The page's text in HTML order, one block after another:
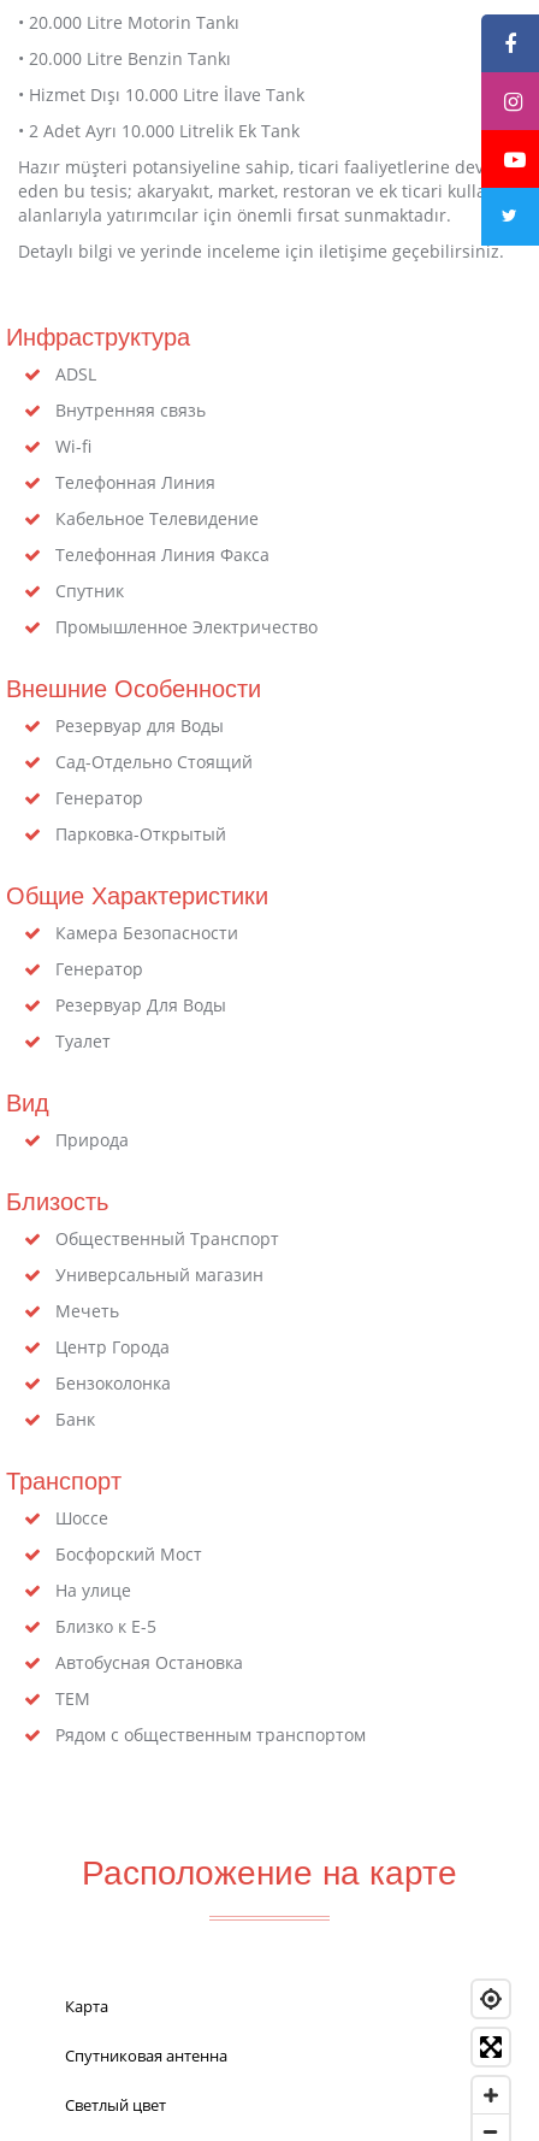
• 20.000 Litre Motorin Tankı
• 20.000 Litre Benzin Tankı
• Hizmet Dışı 10.000 Litre İlave Tank
• 2 Adet Ayrı 10.000 Litrelik Ek Tank
Hazır müşteri potansiyeline sahip, ticari faaliyetlerine devam
eden bu tesis; akaryakıt, market, restoran ve ek ticari kullanım
alanlarıyla yatırımcılar için önemli fırsat sunmaktadır.
Detaylı bilgi ve yerinde inceleme için iletişime geçebilirsiniz.
Инфраструктура
ADSL
Внутренняя связь
Wi-fi
Телефонная Линия
Кабельное Телевидение
Телефонная Линия Факса
Спутник
Промышленное Электричество
Внешние Особенности
Резервуар для Воды
Сад-Отдельно Стоящий
Генератор
Парковка-Открытый
Общие Характеристики
Камера Безопасности
Генератор
Резервуар Для Воды
Туалет
Вид
Природа
Близость
Общественный Транспорт
Универсальный магазин
Мечеть
Центр Города
Бензоколонка
Банк
Транспорт
Шоссе
Босфорский Мост
На улице
Близко к Е-5
Автобусная Остановка
ТЕМ
Рядом с общественным транспортом
Расположение на карте
Карта
Спутниковая антенна
Светлый цвет